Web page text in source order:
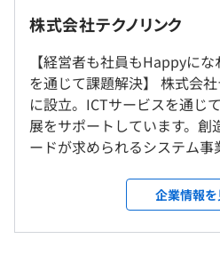
・ 生保アウトソーシング運用支援
・ 銀行ネットワーク管理・障害
・ 銀行運用設計・テスト・導入
・ 証券信用取引システム
・ 証券先物OPシステム
・ 金融業務システム機器更改・
・ 電話料金計算システム
※勤務地は、参画プロジェク
※特定労働派遣ではありません
・都営浅草線「蔵前駅」（A3出
・JR総武線、都営浅草線「浅
歩6分
・完全週休2日制
・有給休暇
・慶弔休暇
・特別休暇
・夏期休暇
株式会社テクノリンク
【経営者も社員もHappyに
を通じて課題解決】 株式会社テクノリンクは2004年
に設立。ICTサービスを通じ
展をサポートしています。創
ードが求められるシステム
現在は常駐開発をメインに金
どの大型案件を担っています
携われるチャンスがあるの
企業情報を